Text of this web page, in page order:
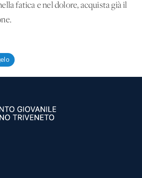
fatica e nel dolore, acquista già il